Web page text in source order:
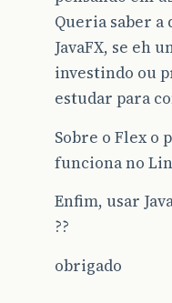
Queria saber a
JavaFX, se eh
investindo ou
estudar para
Sobre o Flex o
funciona no
Enfim, usar
??
obrigado